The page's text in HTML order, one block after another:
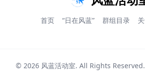
首页 “日在风蓝” 群组目录
© 2026 风蓝活动室. All Rights